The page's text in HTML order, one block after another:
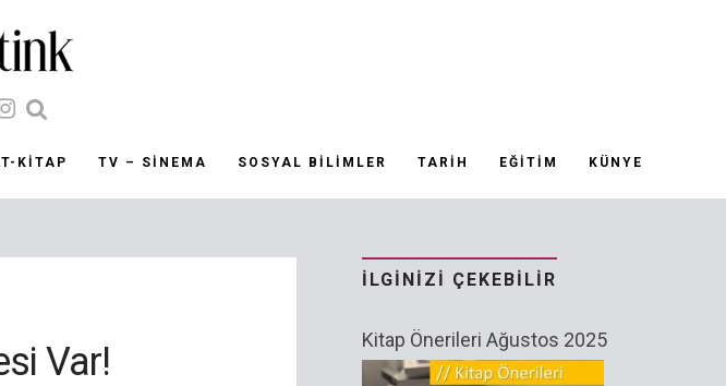
KITAP TV – SINEMA SOSYAL BILIMLER TARIH EĞITIM KÜNYE
Var!
İLGINIZI ÇEKEBILIR
Kitap Önerileri Ağustos 2025